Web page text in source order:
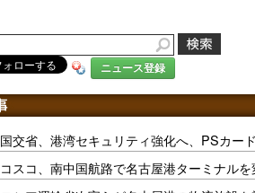
ニュース登録
国交省、港湾セキュリティ強化へ、PSカー
コスコ、南中国航路で名古屋港ターミナルを